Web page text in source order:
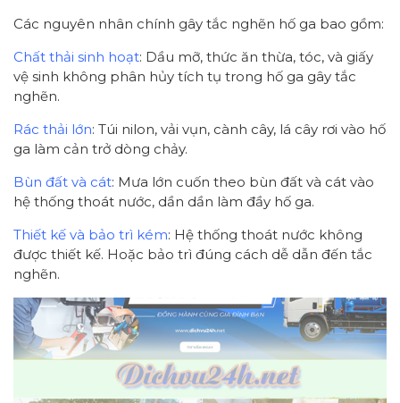
Các nguyên nhân chính gây tắc nghẽn hố ga bao gồm:
Chất thải sinh hoạt: Dầu mỡ, thức ăn thừa, tóc, và giấy
vệ sinh không phân hủy tích tụ trong hố ga gây tắc
nghẽn.
Rác thải lớn: Túi nilon, vải vụn, cành cây, lá cây rơi vào hố
ga làm cản trở dòng chảy.
Bùn đất và cát: Mưa lớn cuốn theo bùn đất và cát vào
hệ thống thoát nước, dần dần làm đầy hố ga.
Thiết kế và bảo trì kém: Hệ thống thoát nước không
được thiết kế. Hoặc bảo trì đúng cách dễ dẫn đến tắc
nghẽn.